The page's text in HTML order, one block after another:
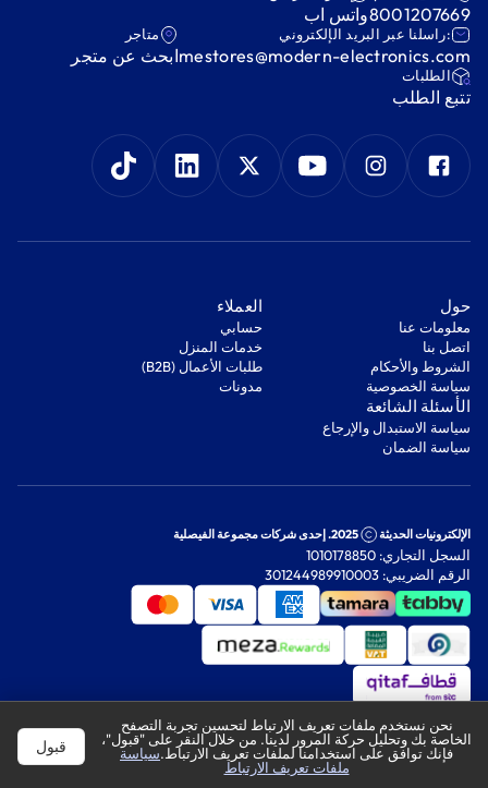
8001207669واتس اب
:راسلنا عبر البريد الإلكتروني
mestores@modern-electronics.com
متاجر
ابحث عن متجر
‫الطلبات‬
‫تتبع الطلب‬
‫حول‬
معلومات عنا
اتصل بنا
‫الشروط والأحكام‬
‫سياسة الخصوصية‬
‫العملاء‬
‫حسابي‬
‫خدمات المنزل‬
‫طلبات الأعمال (B2B)‬
مدونات
‫الأسئلة الشائعة‬
‫سياسة الاستبدال والإرجاع‬
‫سياسة الضمان‬
الإلكترونيات الحديثة 2025. إحدى شركات مجموعة الفيصلية
السجل التجاري: 1010178850
الرقم الضريبي: 301244989910003
نحن نستخدم ملفات تعريف الارتباط لتحسين تجربة التصفح
الخاصة بك وتحليل حركة المرور لدينا. من خلال النقر على "قبول"،
فإنك توافق على استخدامنا لملفات تعريف الارتباط.سياسة
ملفات تعريف الارتباط
قبول